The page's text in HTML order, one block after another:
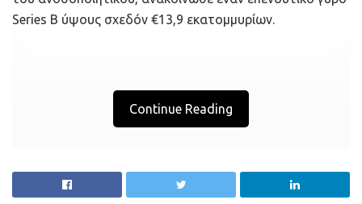
αντιμετωπίζετε με επιτυχία. Τα παρακάτω tips θα σας
βοηθήσουν να το καταφέρετε:
Όταν αντιμετωπίζουμε μία δυσκολία, η πρώτη μας
αντίδραση είναι συνήθως να κάνουμε αρνητική
γεγονός ότι τα πράγματα μπορεί να δυσκολεύουν δεν
Series B ύψους σχεδόν €13,9 εκατομμυρίων.
Continue Reading